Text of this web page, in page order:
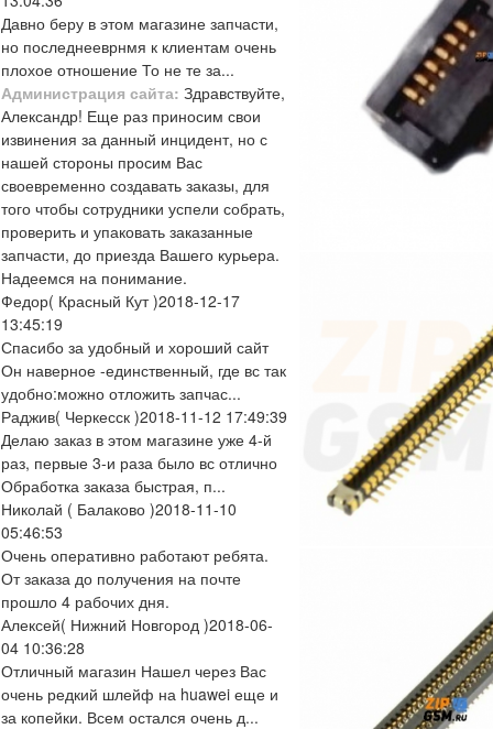
Давно беру в этом магазине запчасти,
но последнееврнмя к клиентам очень
плохое отношение То не те за...
Администрация сайта: Здравствуйте,
Александр! Еще раз приносим свои
извинения за данный инцидент, но с
нашей стороны просим Вас
своевременно создавать заказы, для
того чтобы сотрудники успели собрать,
проверить и упаковать заказанные
запчасти, до приезда Вашего курьера.
Надеемся на понимание.
Федор( Красный Кут )2018-12-17
13:45:19
Спасибо за удобный и хороший сайт
Он наверное -единственный, где вс так
удобно:можно отложить запчас...
Раджив( Черкесск )2018-11-12 17:49:39
Делаю заказ в этом магазине уже 4-й
раз, первые 3-и раза было вс отлично
Обработка заказа быстрая, п...
Николай ( Балаково )2018-11-10
05:46:53
Очень оперативно работают ребята.
От заказа до получения на почте
прошло 4 рабочих дня.
Алексей( Нижний Новгород )2018-06-
04 10:36:28
Отличный магазин Нашел через Вас
очень редкий шлейф на huawei еще и
за копейки. Всем остался очень д...